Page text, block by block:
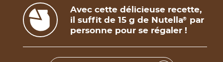
Avec cette délicieuse recette,
il suffit de 15 g de Nutella®
par
personne pour se régaler !